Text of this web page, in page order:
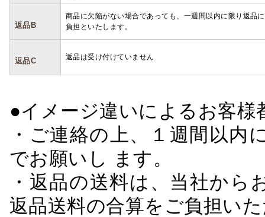
返品B
商品に欠陥がない場合であっても、一週間以内に限り返品
負担といたします。
返品C 返品は受け付けていません
●イメージ違いによるお客
・ご連絡の上、１週間以
でお願いし ます。
・返品の送料は、当社か
返品送料の合算をご負担い